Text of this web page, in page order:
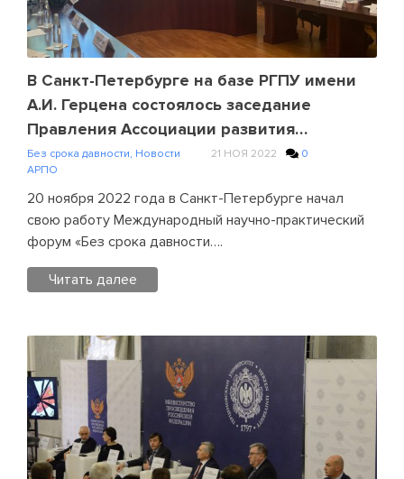
a
Comment
on
В
рамках
Молодежного
совета
состоялся
обмен
практиками
адаптации
обучающихся
В Санкт-Петербурге на базе РГПУ имени
А.И. Герцена состоялось заседание
Правления Ассоциации развития
педагогического образования
Без срока давности, Новости
АРПО
21 НОЯ 2022 0
20 ноября 2022 года в Санкт-Петербурге начал
свою работу Международный научно-практический
форум «Без срока давности….
Читать далее
in
срока
давности
Новости
АРПОLeave
a